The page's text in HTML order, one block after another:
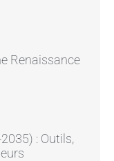
Renaissance
: Outils,